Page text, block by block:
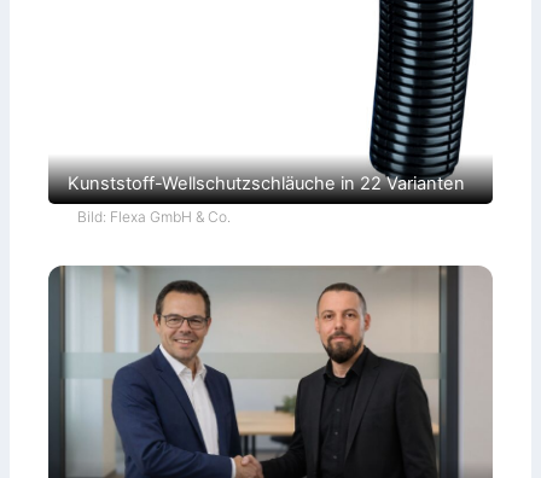
Kunststoff-Wellschutzschläuche in 22 Varianten
Bild: Flexa GmbH & Co.